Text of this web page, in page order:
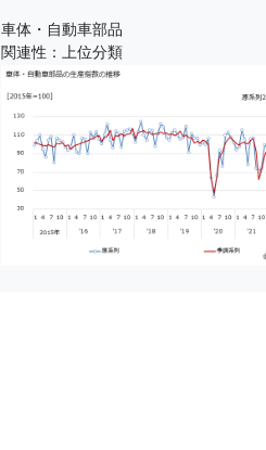
車体・自動車部品
関連性：上位分類